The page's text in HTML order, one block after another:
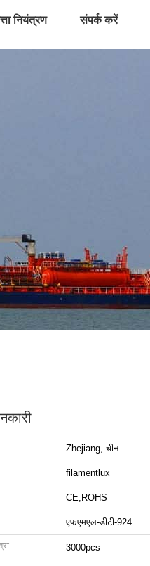
नियंत्रण संपर्क करें
Zhejiang, चीन
filamentlux
CE,ROHS
एफएमएल-डीटी-924
3000pcs